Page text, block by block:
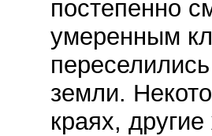
постепенно
умеренным
земли.
краях,